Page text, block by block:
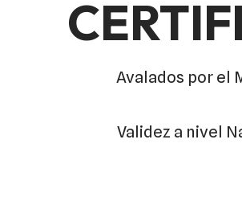
Avalados por el
Validez a nivel